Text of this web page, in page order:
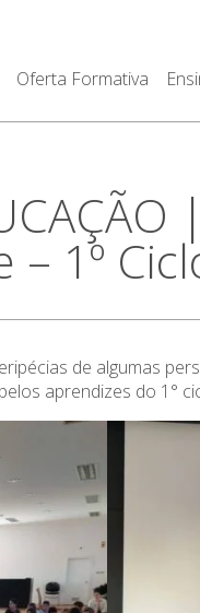
Oferta Formativa
1º
de algumas
aprendizes do 1°